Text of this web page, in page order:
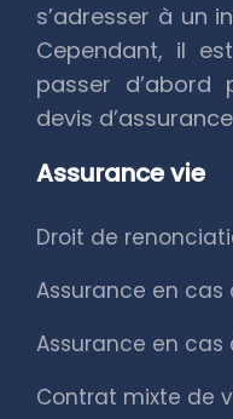
s’adresser à un
Cependant, il
passer
devis
Assurance vie
Droit de
Assurance en cas
Assurance en cas
Contrat mixte de